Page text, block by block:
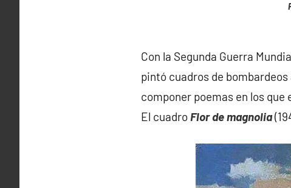
Con la Segunda Guerra
pintó cuadros de
componer poemas en los
El cuadro Flor de magnolia